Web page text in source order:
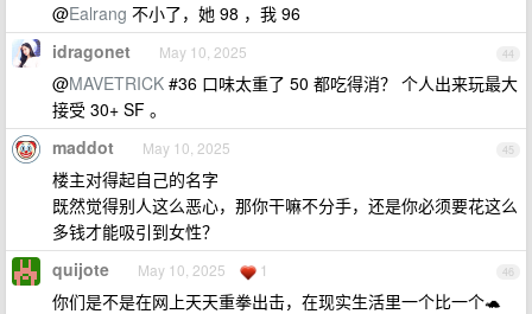
@Ealrang 不小了，她 98 ，我 96
44
idragonet May 10, 2025
@MAVETRICK #36 口味太重了 50 都吃得消？ 个人出来玩最大
接受 30+ SF 。
45
maddot May 10, 2025
楼主对得起自己的名字
既然觉得别人这么恶心，那你干嘛不分手，还是你必须要花这么
多钱才能吸引到女性？
46
quijote May 10, 2025 1
你们是不是在网上天天重拳出击，在现实生活里一个比一个🐢